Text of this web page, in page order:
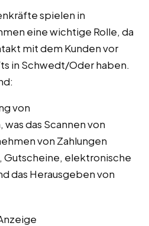
spielen in
eine wichtige Rolle, da
mit dem Kunden vor
in Schwedt/Oder haben.
von
das Scannen von
von Zahlungen
Gutscheine, elektronische
das Herausgeben von